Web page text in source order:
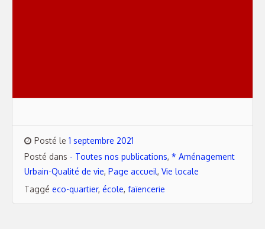
Posté le 1 septembre 2021
Posté dans - Toutes nos publications, * Aménagement
Urbain-Qualité de vie, Page accueil, Vie locale
Taggé eco-quartier, école, faïencerie